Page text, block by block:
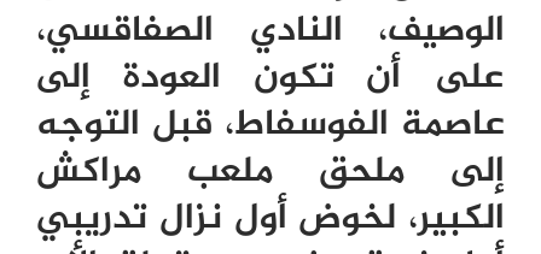
الوصيف، النادي الصفاقسي،
على أن تكون العودة إلى
عاصمة الفوسفاط، قبل التوجه
إلى ملحق ملعب مراكش
الكبير، لخوض أول نزال تدريبي